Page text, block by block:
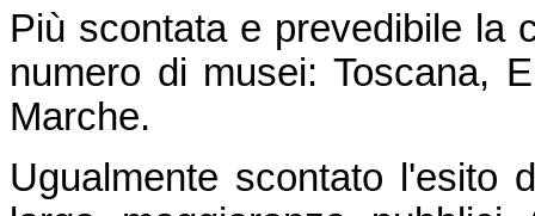
Più scontata e prevedibile la
numero di musei: Toscana,
Marche.
Ugualmente scontato l'esito